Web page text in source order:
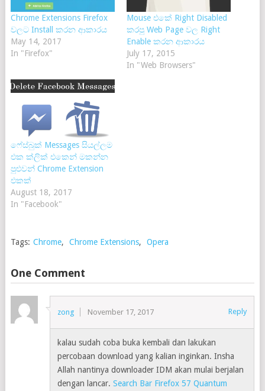
Chrome Extensions Firefox
වලට Install කරන ආකාරය
May 14, 2017
In "Firefox"
Mouse එකේ Right Disabled
කරපු Web Page වල Right
Enable කරන ආකාරය
July 17, 2015
In "Web Browsers"
ෆේස්බුක් Messages සියල්ලම
එක ක්ලික් එකෙන් මකන්න
පුළුවන් Chrome Extension
එකක්
August 18, 2017
In "Facebook"
Tags: Chrome, Chrome Extensions, Opera
One Comment
zong November 17, 2017 Reply
kalau sudah coba buka kembali dan lakukan
percobaan download yang kalian inginkan. Insha
Allah nantinya downloader IDM akan mulai berjalan
dengan lancar.Search Bar Firefox 57 Quantum